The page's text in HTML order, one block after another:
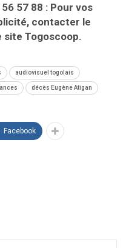
57 88 : Pour vos
contacter le
site Togoscoop.
audiovisuel togolais
décès Eugène Atigan
Facebook